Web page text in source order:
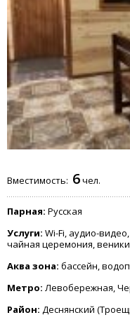
Вместимость: 6чел.
Парная: Русская
Услуги: Wi-Fi, аудио-
чайная церемония, веники
Аква зона: бассейн,
Метро: Левобережная,
Район: Деснянский